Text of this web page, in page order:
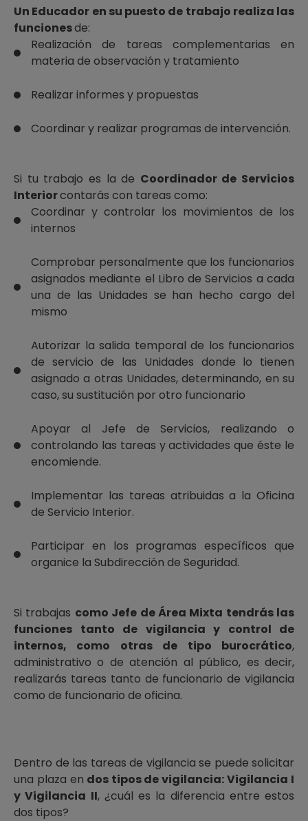
Un Educador en su puesto de trabajo realiza las
funcionesde:
Realización de tareas complementarias en
materia de observación y tratamiento
Realizar informes y propuestas
Coordinar y realizar programas de intervención.
Si tu trabajo es la de Coordinador de Servicios
Interiorcontarás con tareas como:
Coordinar y controlar los movimientos de los
internos
Comprobar personalmente que los funcionarios
asignados mediante el Libro de Servicios a cada
una de las Unidades se han hecho cargo del
mismo
Autorizar la salida temporal de los funcionarios
de servicio de las Unidades donde lo tienen
asignado a otras Unidades, determinando, en su
caso, su sustitución por otro funcionario
Apoyar al Jefe de Servicios, realizando o
controlando las tareas y actividades que éste le
encomiende.
Implementar las tareas atribuidas a la Oficina
de Servicio Interior.
Participar en los programas específicos que
organice la Subdirección de Seguridad.
Si trabajas como Jefe de Área Mixta tendrás las
funciones tanto de vigilancia y control de
internos, como otras de tipo burocrático,
administrativo o de atención al público, es decir,
realizarás tareas tanto de funcionario de vigilancia
como de funcionario de oficina.
Dentro de las tareas de vigilancia se puede solicitar
una plaza en dos tipos de vigilancia: Vigilancia I
y Vigilancia II, ¿cuál es la diferencia entre estos
dos tipos?